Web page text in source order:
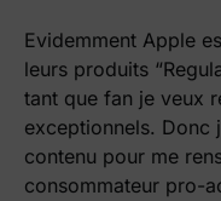
Evidemment Apple
leurs produits
tant que fan je veux
exceptionnels. Donc
contenu pour me
consommateur pro-